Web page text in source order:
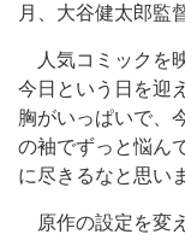
月、大谷健太郎監
人気コミックを
今日という日を迎
胸がいっぱいで、
の袖でずっと悩ん
に尽きるなと思い
原作の設定を変